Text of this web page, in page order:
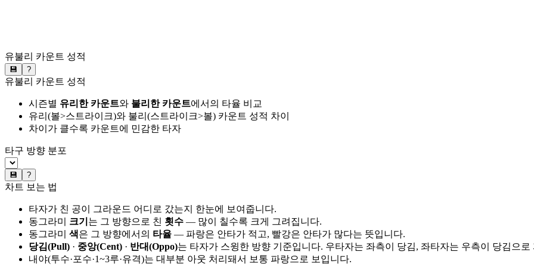
유불리 카운트 성적
💾 ?
유불리 카운트 성적
시즌별 유리한 카운트와 불리한 카운트에서의 타율 비교
유리(볼>스트라이크)와 불리(스트라이크>볼) 카운트 성적 차이
차이가 클수록 카운트에 민감한 타자
타구 방향 분포
💾 ?
차트 보는 법
타자가 친 공이 그라운드 어디로 갔는지 한눈에 보여줍니다.
동그라미 크기 는 그 방향으로 친 횟수 — 많이 칠수록 크게 그려집니다.
동그라미 색은 그 방향에서의 타율 — 파랑은 안타가 적고, 빨강은 안타가 많다는 뜻입니다.
당김(Pull) · 중앙(Cent) · 반대(Oppo)는 타자가 스윙한 방향 기준입니다. 우타자는 좌측이 당김, 좌타자는 우측이 당김으로
내야(투수·포수·1~3루·유격)는 대부분 아웃 처리돼서 보통 파랑으로 보입니다.